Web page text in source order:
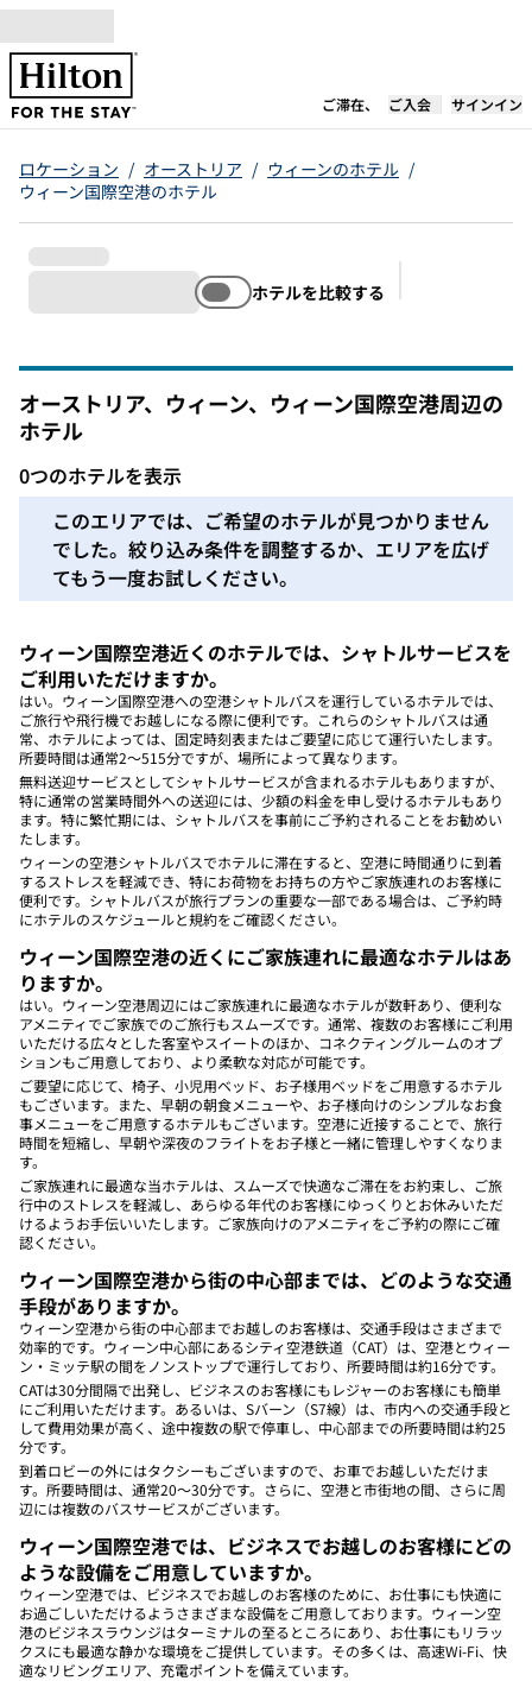
コンテンツに移動
ご滞在、 新しいタブで開
ご入会 サインイン
ロケーション / オーストリア / ウィーンのホテル /
ウィーン国際空港のホテル
ホテルを比較する
オーストリア、ウィーン、ウィーン国際空港周辺の
ホテル
0つのホテルを表示
このエリアでは、ご希望のホテルが見つかりませんでした
このエリアでは、ご希望のホテルが見つかりません
でした。絞り込み条件を調整するか、エリアを広げ
てもう一度お試しください。
ウィーン国際空港近くのホテルでは、シャトルサービスを
ご利用いただけますか。
はい。ウィーン国際空港への空港シャトルバスを運行しているホテルでは、
ご旅行や飛行機でお越しになる際に便利です。これらのシャトルバスは通
常、ホテルによっては、固定時刻表またはご要望に応じて運行いたします。
所要時間は通常2～515分ですが、場所によって異なります。
無料送迎サービスとしてシャトルサービスが含まれるホテルもありますが、
特に通常の営業時間外への送迎には、少額の料金を申し受けるホテルもあり
ます。特に繁忙期には、シャトルバスを事前にご予約されることをお勧めい
たします。
ウィーンの空港シャトルバスでホテルに滞在すると、空港に時間通りに到着
するストレスを軽減でき、特にお荷物をお持ちの方やご家族連れのお客様に
便利です。シャトルバスが旅行プランの重要な一部である場合は、ご予約時
にホテルのスケジュールと規約をご確認ください。
ウィーン国際空港の近くにご家族連れに最適なホテルはあ
りますか。
はい。ウィーン空港周辺にはご家族連れに最適なホテルが数軒あり、便利な
アメニティでご家族でのご旅行もスムーズです。通常、複数のお客様にご利用
いただける広々とした客室やスイートのほか、コネクティングルームのオプ
ションもご用意しており、より柔軟な対応が可能です。
ご要望に応じて、椅子、小児用ベッド、お子様用ベッドをご用意するホテル
もございます。また、早朝の朝食メニューや、お子様向けのシンプルなお食
事メニューをご用意するホテルもございます。空港に近接することで、旅行
時間を短縮し、早朝や深夜のフライトをお子様と一緒に管理しやすくなりま
す。
ご家族連れに最適な当ホテルは、スムーズで快適なご滞在をお約束し、ご旅
行中のストレスを軽減し、あらゆる年代のお客様にゆっくりとお休みいただ
けるようお手伝いいたします。ご家族向けのアメニティをご予約の際にご確
認ください。
ウィーン国際空港から街の中心部までは、どのような交通
手段がありますか。
ウィーン空港から街の中心部までお越しのお客様は、交通手段はさまざまで
効率的です。ウィーン中心部にあるシティ空港鉄道（CAT）は、空港とウィー
ン・ミッテ駅の間をノンストップで運行しており、所要時間は約16分です。
CATは30分間隔で出発し、ビジネスのお客様にもレジャーのお客様にも簡単
にご利用いただけます。あるいは、Sバーン（S7線）は、市内への交通手段と
して費用効果が高く、途中複数の駅で停車し、中心部までの所要時間は約25
分です。
到着ロビーの外にはタクシーもございますので、お車でお越しいただけま
す。所要時間は、通常20～30分です。さらに、空港と市街地の間、さらに周
辺には複数のバスサービスがございます。
ウィーン国際空港では、ビジネスでお越しのお客様にどの
ような設備をご用意していますか。
ウィーン空港では、ビジネスでお越しのお客様のために、お仕事にも快適に
お過ごしいただけるようさまざまな設備をご用意しております。ウィーン空
港のビジネスラウンジはターミナルの至るところにあり、お仕事にもリラッ
クスにも最適な静かな環境をご提供しています。その多くは、高速Wi-Fi、快
適なリビングエリア、充電ポイントを備えています。